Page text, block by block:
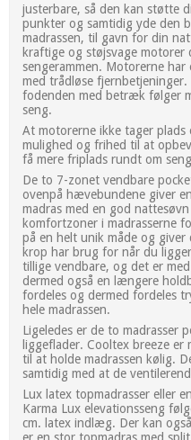
justerbare, så den kan støtte
punkter og samtidig yde den
madrassen, til gavn for din
kraftige og støjsvage motorer
sengerammen. Motorerne
med trådløse
fodenden med betræk følger
seng.
At motorerne ikke tager plads
mulighed og frihed til at
få mere friplads rundt om
De to 7-zonet vendbare
ovenpå hævebundene giver
madras med en god
komfortzoner i madrasserne
på en helt unik måde og
krop har brug for når du
tillige vendbare, og det er
dermed også en længere
fordeles og dermed fordeles
hele madrassen.
Ligeledes er de to madrasser
liggeflader. Cooltex breeze
til at holde madrassen kølig.
samtidig med at de
Lux latex topmadrasser eller
Karma Lux elevationsseng
cm. latex indlæg. Der kan